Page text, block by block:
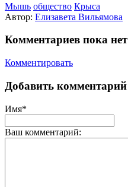
Мышь общество Крыса
Автор: Елизавета Вильямова
Комментариев пока нет
Комментировать
Добавить комментарий
Имя*
Ваш комментарий: